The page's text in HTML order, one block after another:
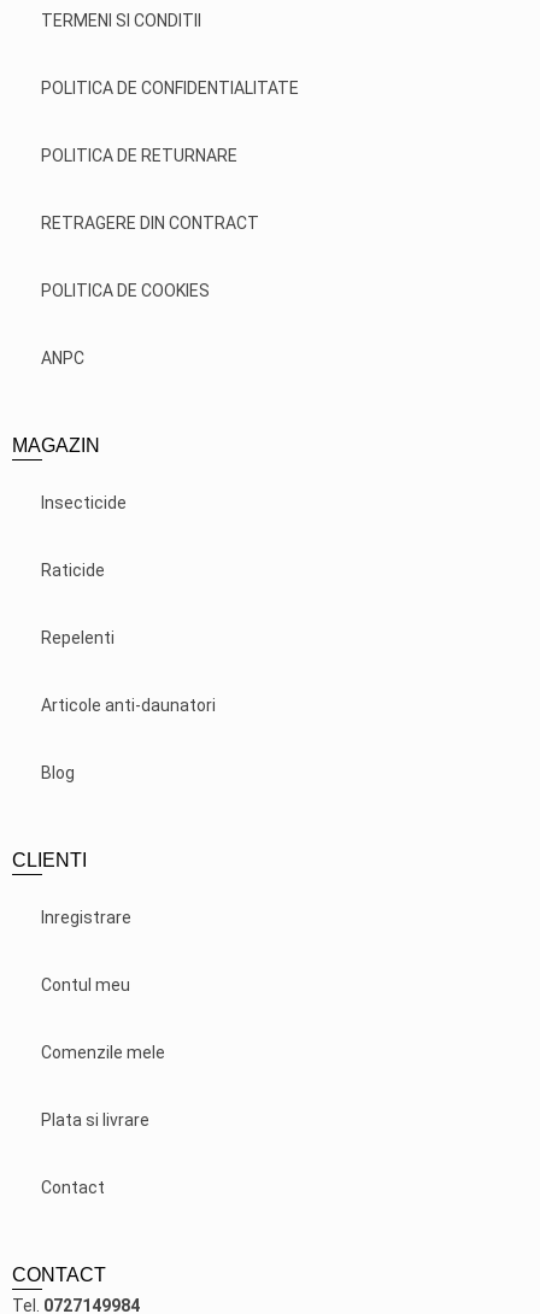
TERMENI SI CONDITII
POLITICA DE CONFIDENTIALITATE
POLITICA DE RETURNARE
RETRAGERE DIN CONTRACT
POLITICA DE COOKIES
ANPC
MAGAZIN
Insecticide
Raticide
Repelenti
Articole anti-daunatori
Blog
CLIENTI
Inregistrare
Contul meu
Comenzile mele
Plata si livrare
Contact
CONTACT
Tel. 0727149984